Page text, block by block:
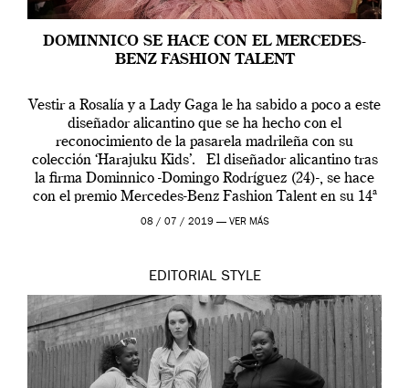
DOMINNICO SE HACE CON EL MERCEDES-
BENZ FASHION TALENT
Vestir a Rosalía y a Lady Gaga le ha sabido a poco a este
diseñador alicantino que se ha hecho con el
reconocimiento de la pasarela madrileña con su
colección ‘Harajuku Kids’. El diseñador alicantino tras
la firma Dominnico -Domingo Rodríguez (24)-, se hace
con el premio Mercedes-Benz Fashion Talent en su 14ª
edición. […]
08 / 07 / 2019 — VER MÁS
EDITORIAL STYLE